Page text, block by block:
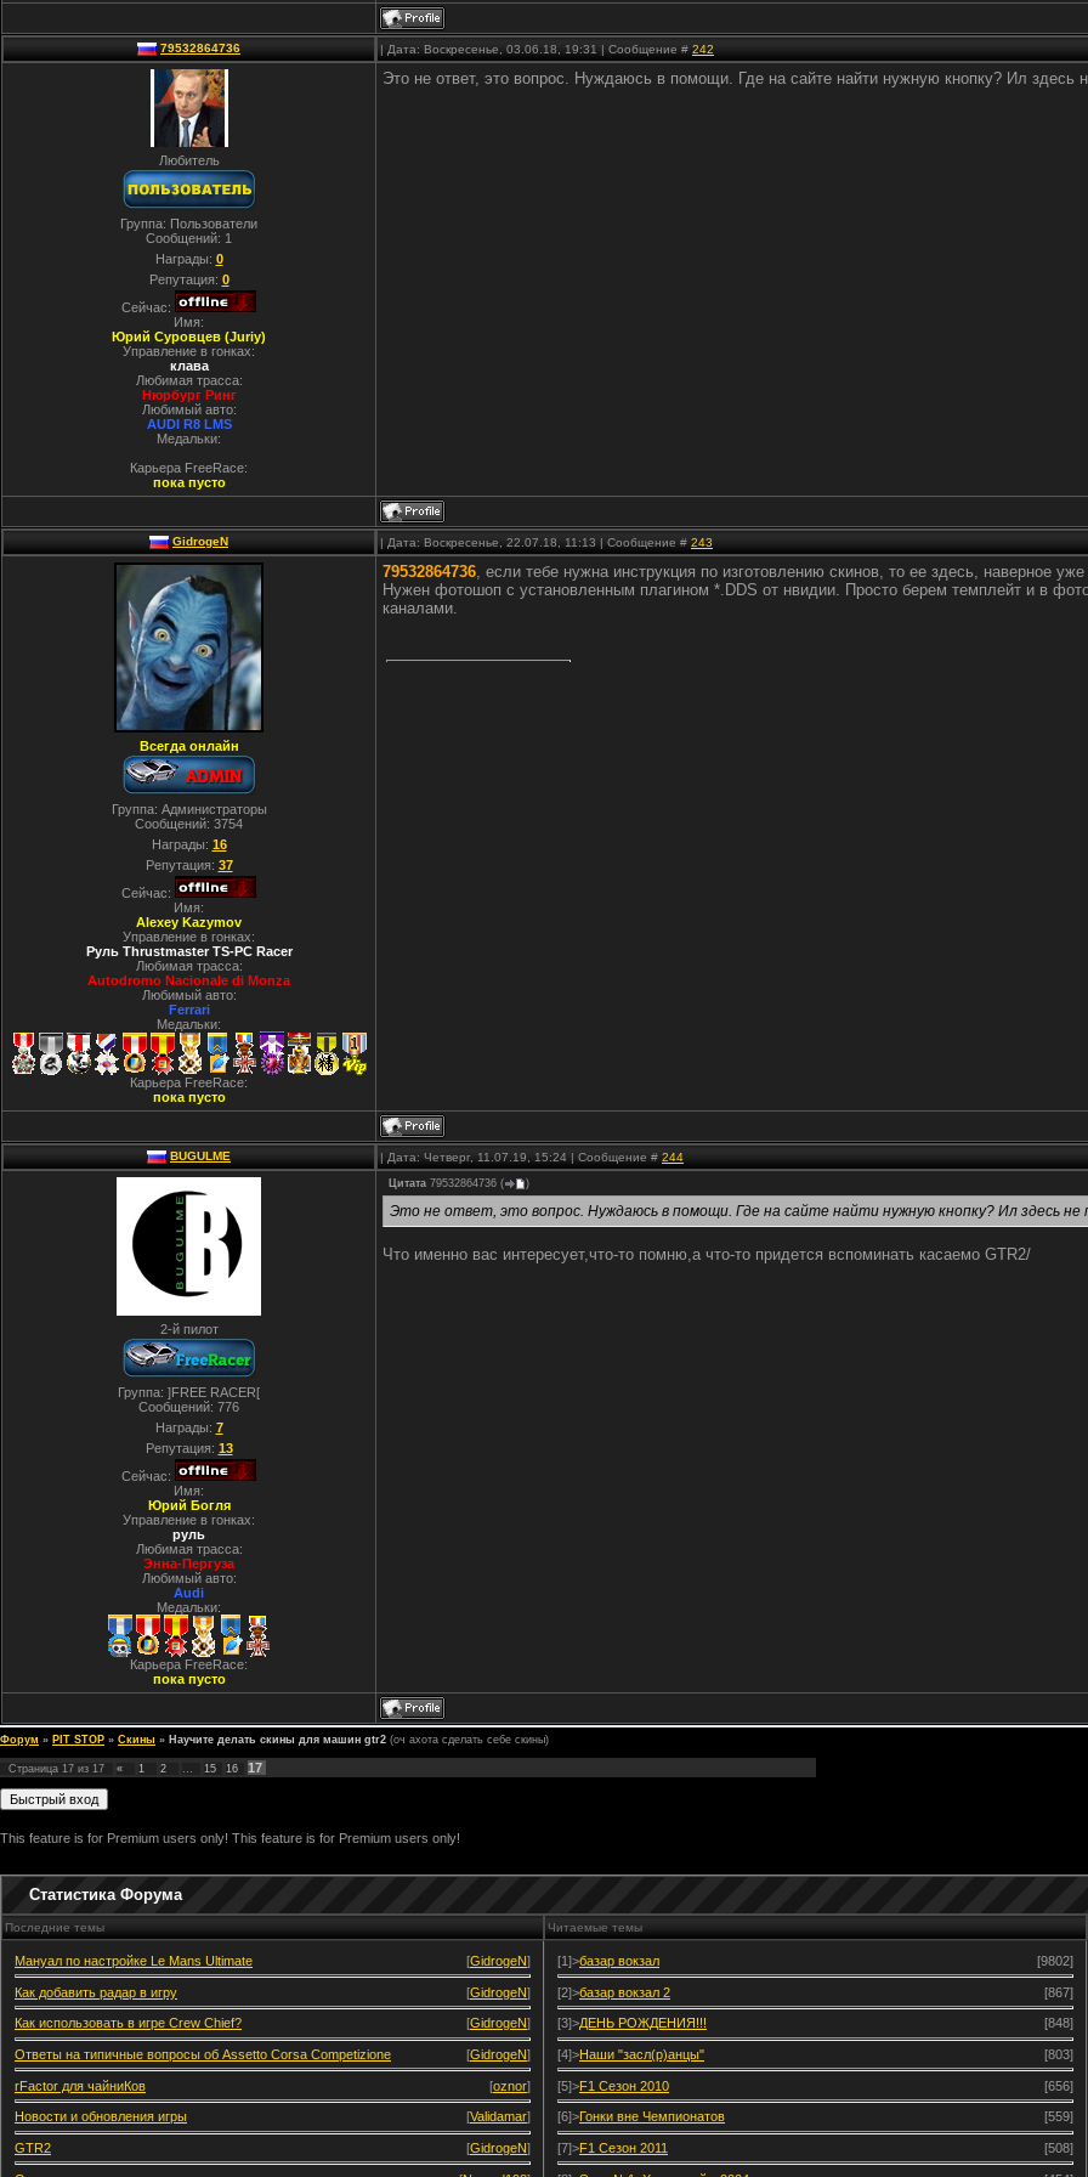
79532864736 | Дата: Воскресенье, 03.06.18, 19:31 | Сообщение # 242
Любитель
Группа: Пользователи
Сообщений: 1
Награды: 0
Репутация: 0
Сейчас:
Имя:
Юрий Суровцев (Juriy)
Управление в гонках:
клава
Любимая трасса:
Нюрбург Ринг
Любимый авто:
AUDI R8 LMS
Медальки:
Карьера FreeRace:
пока пусто
Это не ответ, это вопрос. Нуждаюсь в помощи. Где на сайте найти нужную кнопку? Ил здесь
GidrogeN | Дата: Воскресенье, 22.07.18, 11:13 | Сообщение # 243
Всегда онлайн
Группа: Администраторы
Сообщений: 3754
Награды: 16
Репутация: 37
Сейчас:
Имя:
Alexey Kazymov
Управление в гонках:
Руль Thrustmaster TS-PC Racer
Любимая трасса:
Autodromo Nacionale di Monza
Любимый авто:
Ferrari
Медальки:
Карьера FreeRace:
пока пусто
79532864736, если тебе нужна инструкция по изготовлению скинов, то ее здесь, наверное
Нужен фотошоп с установленным плагином *.DDS от нвидии. Просто берем темплейт и в
каналами.
BUGULME | Дата: Четверг, 11.07.19, 15:24 | Сообщение # 244
2-й пилот
Группа: ]FREE RACER[
Сообщений: 776
Награды: 7
Репутация: 13
Сейчас:
Имя:
Юрий Богля
Управление в гонках:
руль
Любимая трасса:
Энна-Пергуза
Любимый авто:
Audi
Медальки:
Карьера FreeRace:
пока пусто
Цитата 79532864736 ( )
Это не ответ, это вопрос. Нуждаюсь в помощи. Где на сайте найти нужную кнопку? Ил здесь
Что именно вас интересует,что-то помню,а что-то придется вспоминать касаемо GTR2/
Форум » PIT STOP » Скины » Научите делать скины для машин gtr2 (оч ахота сделать себе скины)
Страница 17 из 17 « 1 2 … 15 16
17
This feature is for Premium users only! This feature is for Premium users only!
Статистика Форума
Последние темы Читаемые темы
Мануал по настройке Le Mans Ultimate [GidrogeN]
Как добавить радар в игру [GidrogeN]
Как использовать в игре Crew Chief? [GidrogeN]
Ответы на типичные вопросы об Assetto Corsa Competizione [GidrogeN]
rFactor для чайниКов [oznor]
Новости и обновления игры [Validamar]
GTR2 [GidrogeN]
[1]>базар вокзал [9802]
[2]>базар вокзал 2 [867]
[3]>ДЕНЬ РОЖДЕНИЯ!!! [848]
[4]>Наши "засл(р)анцы" [803]
[5]>F1 Сезон 2010 [656]
[6]>Гонки вне Чемпионатов [559]
[7]>F1 Сезон 2011 [508]